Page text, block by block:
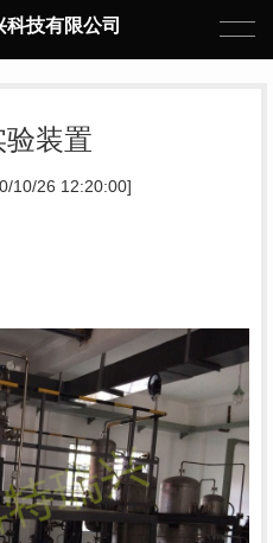
技有限公司
验装置
10/26 12:20:00]